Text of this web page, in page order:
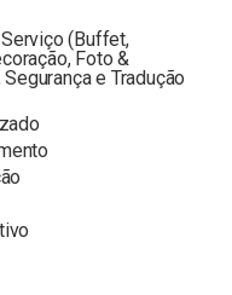
(Buffet,
Foto &
e Tradução